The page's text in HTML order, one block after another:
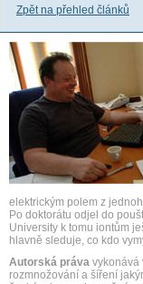
Zpět na přehled článků
elektrickým polem z
Po doktorátu odjel do
University k tomu iontům
hlavně sleduje, co kdo
Autorská práva vykonává
rozmnožování a šíření